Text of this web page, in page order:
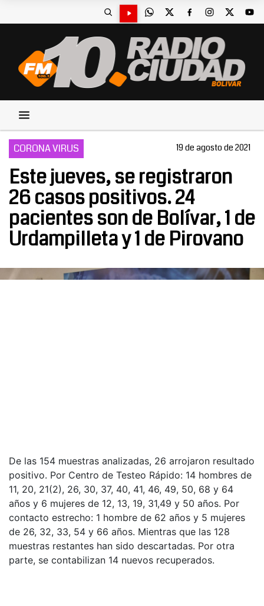
CORONA VIRUS 19 de agosto de 2021
Este jueves, se registraron
26 casos positivos. 24
pacientes son de Bolívar, 1 de
Urdampilleta y 1 de Pirovano
De las 154 muestras analizadas, 26 arrojaron resultado
positivo. Por Centro de Testeo Rápido: 14 hombres de
11, 20, 21(2), 26, 30, 37, 40, 41, 46, 49, 50, 68 y 64
años y 6 mujeres de 12, 13, 19, 31,49 y 50 años. Por
contacto estrecho: 1 hombre de 62 años y 5 mujeres
de 26, 32, 33, 54 y 66 años. Mientras que las 128
muestras restantes han sido descartadas. Por otra
parte, se contabilizan 14 nuevos recuperados.